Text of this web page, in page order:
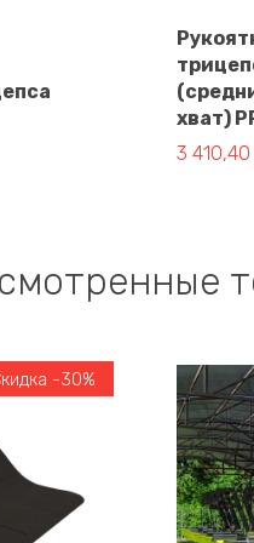
2 136,00 ₽.
хват)
3 410,40
-30%